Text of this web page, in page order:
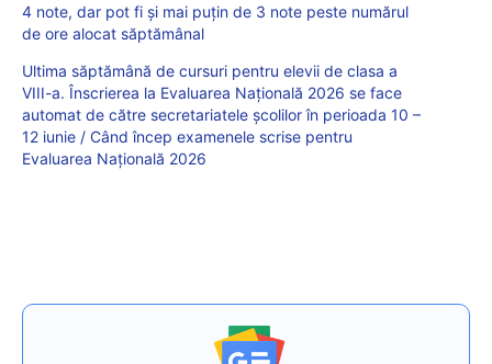
4 note, dar pot fi și mai puțin de 3 note peste numărul
de ore alocat săptămânal
Ultima săptămână de cursuri pentru elevii de clasa a
VIII-a. Înscrierea la Evaluarea Națională 2026 se face
automat de către secretariatele școlilor în perioada 10 –
12 iunie / Când încep examenele scrise pentru
Evaluarea Națională 2026